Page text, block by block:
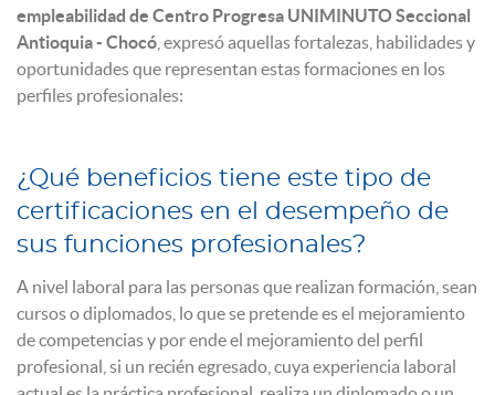
empleabilidad de Centro Progresa UNIMINUTO Seccional
Antioquia - Chocó , expresó aquellas fortalezas, habilidades y
oportunidades que representan estas formaciones en los
perfiles profesionales:
¿Qué beneficios tiene este tipo de
certificaciones en el desempeño de
sus funciones profesionales?
A nivel laboral para las personas que realizan formación, sean
cursos o diplomados, lo que se pretende es el mejoramiento
de competencias y por ende el mejoramiento del perfil
profesional, si un recién egresado, cuya experiencia laboral